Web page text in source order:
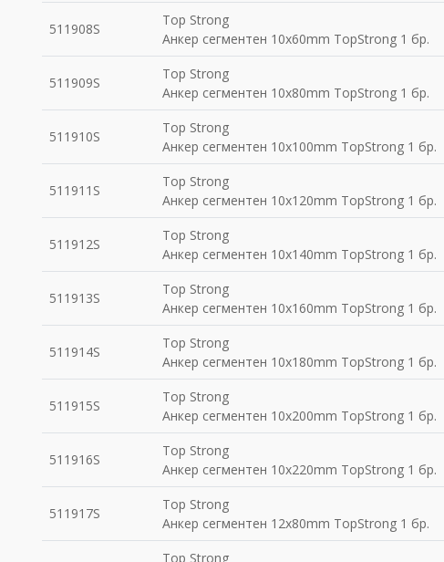
511908S
Top Strong
Анкер сегментен 10x60mm TopStrong 1 бр.
511909S
Top Strong
Анкер сегментен 10x80mm TopStrong 1 бр.
511910S
Top Strong
Анкер сегментен 10x100mm TopStrong 1 бр.
511911S
Top Strong
Анкер сегментен 10x120mm TopStrong 1 бр.
511912S
Top Strong
Анкер сегментен 10x140mm TopStrong 1 бр.
511913S
Top Strong
Анкер сегментен 10x160mm TopStrong 1 бр.
511914S
Top Strong
Анкер сегментен 10x180mm TopStrong 1 бр.
511915S
Top Strong
Анкер сегментен 10x200mm TopStrong 1 бр.
511916S
Top Strong
Анкер сегментен 10x220mm TopStrong 1 бр.
511917S
Top Strong
Анкер сегментен 12x80mm TopStrong 1 бр.
Top Strong